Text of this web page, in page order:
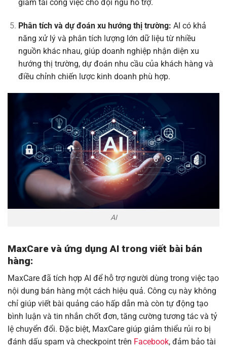
giảm tải công việc cho đội ngũ hỗ trợ.
Phân tích và dự đoán xu hướng thị trường: AI có khả
năng xử lý và phân tích lượng lớn dữ liệu từ nhiều
nguồn khác nhau, giúp doanh nghiệp nhận diện xu
hướng thị trường, dự đoán nhu cầu của khách hàng và
điều chỉnh chiến lược kinh doanh phù hợp.
AI
MaxCare và ứng dụng AI trong viết bài bán
hàng:
MaxCare đã tích hợp AI để hỗ trợ người dùng trong việc tạo
nội dung bán hàng một cách hiệu quả. Công cụ này không
chỉ giúp viết bài quảng cáo hấp dẫn mà còn tự động tạo
bình luận và tin nhắn chốt đơn, tăng cường tương tác và tỷ
lệ chuyển đổi. Đặc biệt, MaxCare giúp giảm thiểu rủi ro bị
đánh dấu spam và checkpoint trên Facebook, đảm bảo tài